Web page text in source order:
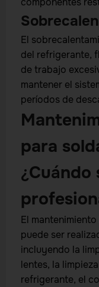
El
del refrigerante,
de trabajo
mantener el
períodos de
para
¿Cuándo
El
puede ser
incluyendo la
lentes, la
refrigerante, el